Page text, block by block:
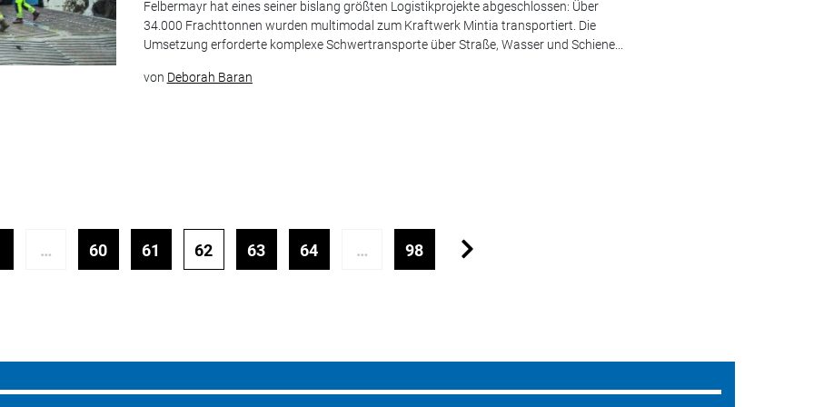
Felbermayr hat eines seiner bislang größten Logistikprojekte abgeschlossen: Über
34.000 Frachttonnen wurden multimodal zum Kraftwerk Mintia transportiert. Die
Umsetzung erforderte komplexe Schwertransporte über Straße, Wasser und Schiene...
von Deborah Baran
… 60 61 62 63 64 … 98